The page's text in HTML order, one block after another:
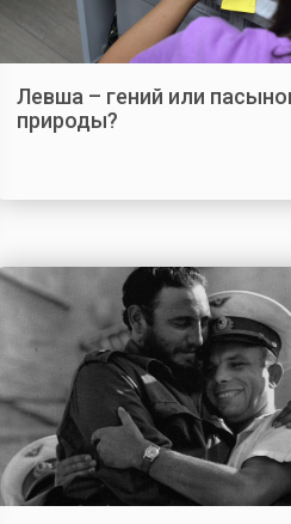
Левша – гений или
природы?